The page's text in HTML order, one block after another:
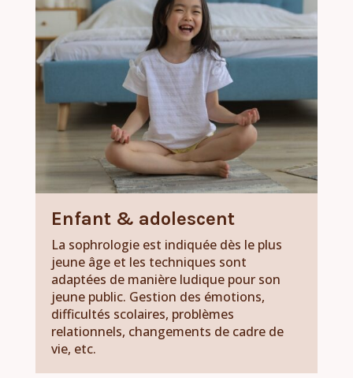
Enfant & adolescent
La sophrologie est indiquée dès le plus
jeune âge et les techniques sont
adaptées de manière ludique pour son
jeune public. Gestion des émotions,
difficultés scolaires, problèmes
relationnels, changements de cadre de
vie, etc.